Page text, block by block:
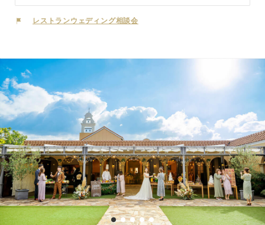
ロジェクターやスクリーン、PCの設備もあり様々なイベントにも対
応しています。
レストランウェディング相談会